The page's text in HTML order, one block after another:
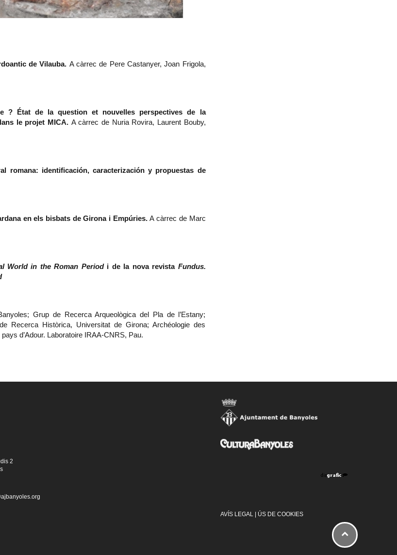
de Vilauba. A càrrec de Pere Castanyer, Joan Frigola,
? État de la question et nouvelles perspectives de la
le projet MICA. A càrrec de Nuria Rovira, Laurent Bouby,
romana: identificación, caracterización y propuestas de
en els bisbats de Girona i Empúries.A càrrec de Marc
World in the Roman Periodi de la nova revista Fundus.
Grup de Recerca Arqueològica del Pla de l’Estany;
Recerca Històrica, Universitat de Girona; Archéologie des
d’Adour. Laboratoire IRAA-CNRS, Pau.
2
AVÍS LEGAL| ÚS DE COOKIES